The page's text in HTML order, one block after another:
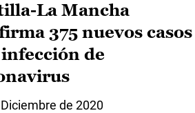
La Mancha
375 nuevos casos
de
de 2020